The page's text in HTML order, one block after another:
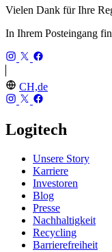
Vielen Dank für Ihre
In Ihrem Posteingang
CH,de
Logitech
Unsere Story
Karriere
Investoren
Blog
Presse
Nachhaltigkeit
Recycling
Barrierefreiheit